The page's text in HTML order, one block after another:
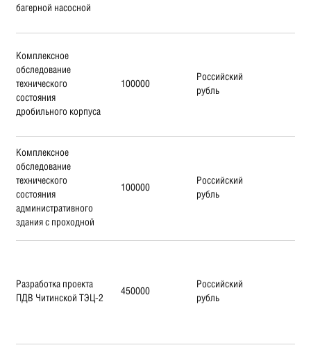
багерной насосной
Комплексное
обследование
технического
состояния
дробильного корпуса
100000
Российский
рубль
Комплексное
обследование
технического
состояния
административного
здания с проходной
100000
Российский
рубль
Разработка проекта
ПДВ Читинской ТЭЦ-2
450000
Российский
рубль